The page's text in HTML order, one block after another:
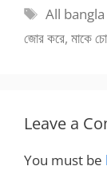
Tags
All
জোর করে, মাকে
Leave a
You must be